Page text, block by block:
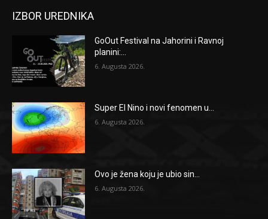
IZBOR UREDNIKA
GoOut Festival na Jahorini i Ravnoj
planini:...
6. Augusta 2026.
Super El Nino i novi fenomen u...
6. Augusta 2026.
Ovo je žena koju je ubio sin...
6. Augusta 2026.